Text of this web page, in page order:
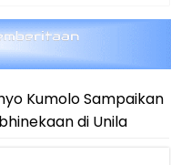
Kumolo Sampaikan
di Unila